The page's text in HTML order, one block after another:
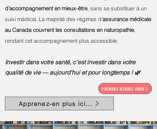
d’accompagnement en mieux-être, sans se substituer à un
suivi médical. La majorité des régimes d’assurance médicale
au Canada couvrent les consultations en naturopathie,
rendant cet accompagnement plus accessible.
Investir dans votre santé, c’est investir dans votre
qualité de vie — aujourd’hui et pour longtemps ! 🌿
PRENDRE RENDEZ-VOUS
Apprenez-en plus ici...